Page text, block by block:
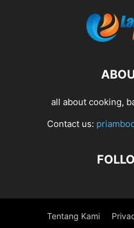
all about cooking,
Contact us:
Tentang Kami